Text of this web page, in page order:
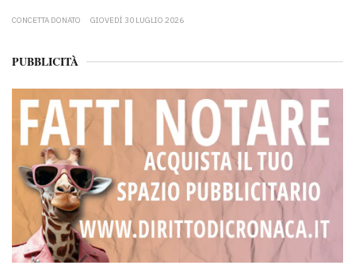
CONCETTA DONATO GIOVEDÌ 30 LUGLIO 2026
PUBBLICITÀ